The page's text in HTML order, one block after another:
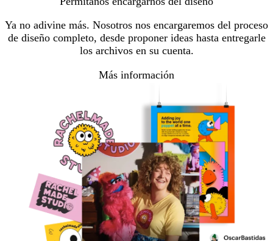
Ya no adivine más. Nosotros nos encargaremos del proceso
de diseño completo, desde proponer ideas hasta entregarle
los archivos en su cuenta.
Más información